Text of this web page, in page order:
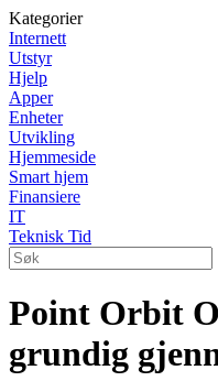
Kategorier
Internett
Utstyr
Hjelp
Apper
Enheter
Utvikling
Hjemmeside
Smart hjem
Finansiere
IT
Teknisk Tid
Point Orbit
grundig